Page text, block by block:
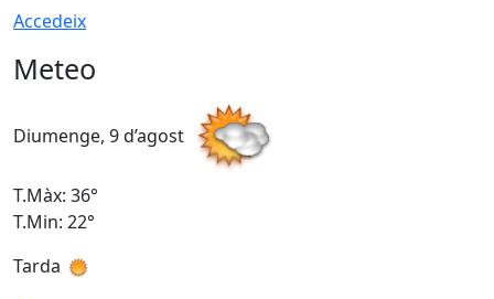
Accedeix
Meteo
Diumenge, 9 d’agost
T.Màx: 36°
T.Min: 22°
Tarda